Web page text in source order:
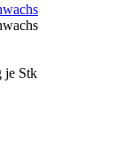
je Stk